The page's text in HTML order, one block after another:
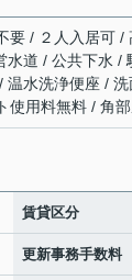
要 / ２人入居可
道 / 公共下水
水洗浄便座 /
使用料無料 / 角
賃貸区分
更新事務手数料